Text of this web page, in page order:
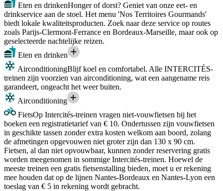
Eten en drinkenHonger of dorst? Geniet van onze eet- en
drinkservice aan de stoel. Het menu 'Nos Territoires Gourmands'
biedt lokale kwaliteitsproducten. Zoek naar deze service op routes
zoals Parijs-Clermont-Ferrance en Bordeaux-Marseille, maar ook op
geselecteerde nachtelijke reizen.
Eten en drinken
AirconditioningBlijf koel en comfortabel. Alle INTERCITÉS-
treinen zijn voorzien van airconditioning, wat een aangename reis
garandeert, ongeacht het weer buiten.
Airconditioning
FietsOp Intercités-treinen vragen niet-vouwfietsen bij het
boeken een registratietarief van € 10. Ondertussen zijn vouwfietsen
in geschikte tassen zonder extra kosten welkom aan boord, zolang
de afmetingen opgevouwen niet groter zijn dan 130 x 90 cm.
Fietsen, al dan niet opvouwbaar, kunnen zonder reservering gratis
worden meegenomen in sommige Intercités-treinen. Hoewel de
meeste treinen een gratis fietsenstalling bieden, moet u er rekening
mee houden dat op de lijnen Nantes-Bordeaux en Nantes-Lyon een
toeslag van € 5 in rekening wordt gebracht.